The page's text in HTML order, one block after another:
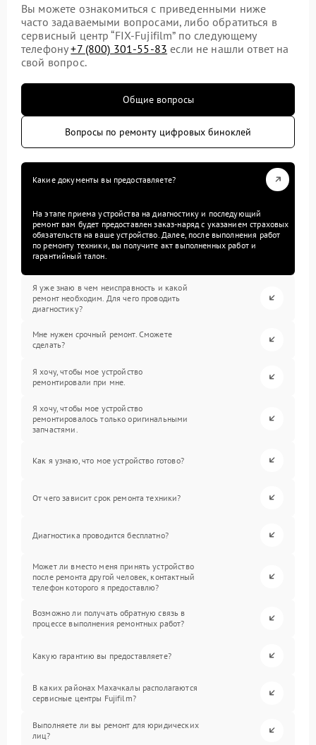
Вы можете ознакомиться с приведенными ниже
часто задаваемыми вопросами, либо обратиться в
сервисный центр “FIX-Fujifilm” по следующему
телефону+7 (800) 301-55-83 если не нашли ответ на
свой вопрос.
Общие вопросы
Вопросы по ремонту цифровых биноклей
Какие документы вы предоставляете?
На этапе приема устройства на диагностику и последующий
ремонт вам будет предоставлен заказ-наряд с указанием страховых
обязательств на ваше устройство. Далее, после выполнения работ
по ремонту техники, вы получите акт выполненных работ и
гарантийный талон.
Я уже знаю в чем неисправность и какой
ремонт необходим. Для чего проводить
диагностику?
Мне нужен срочный ремонт. Сможете
сделать?
Я хочу, чтобы мое устройство
ремонтировали при мне.
Я хочу, чтобы мое устройство
ремонтировалось только оригинальными
запчастями.
Как я узнаю, что мое устройство готово?
От чего зависит срок ремонта техники?
Диагностика проводится бесплатно?
Может ли вместо меня принять устройство
после ремонта другой человек, контактный
телефон которого я предоставлю?
Возможно ли получать обратную связь в
процессе выполнения ремонтных работ?
Какую гарантию вы предоставляете?
В каких районах Махачкалы располагаются
сервисные центры Fujifilm?
Выполняете ли вы ремонт для юридических
лиц?